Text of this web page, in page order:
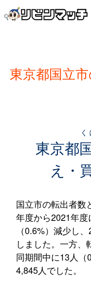
東京都国立
東京都
え・
国立市の転出者数
年度から2021年
（0.6%）減少し
しました。一方、
同期間中に13人
4,845人でした。